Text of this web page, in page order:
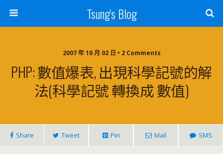
Tsung's Blog
2007 年 10 月 02 日 • 2 Comments
PHP: 數值爆表, 出現科學記號的解
法(科學記號 轉換成 數值)
Share Tweet Pin Mail SMS